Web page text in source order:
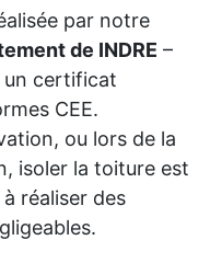
par notre
de INDRE –
un certificat
CEE.
ou lors de la
isoler la toiture est
réaliser des